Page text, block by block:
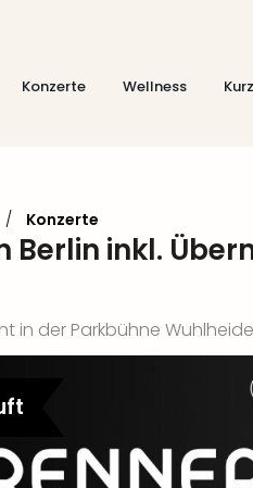
Konzerte Wellness
/ Konzerte
Berlin inkl.
in der Parkbühne Wuhlheide